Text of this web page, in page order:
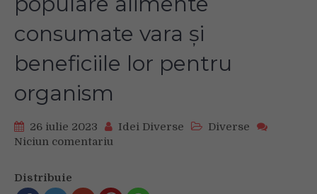
consumate vara și
beneficiile lor pentru
organism
26 iulie 2023 Idei Diverse
Diverse
Niciun comentariu
cele
Distribuie